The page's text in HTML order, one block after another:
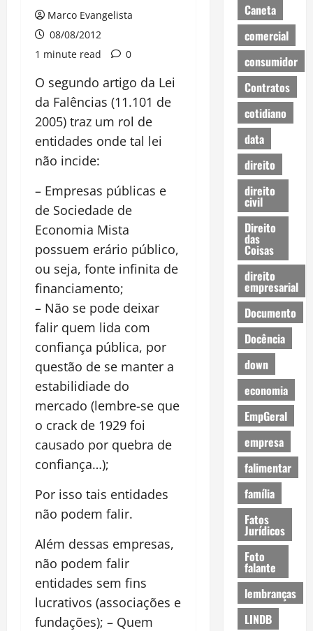
Marco Evangelista
08/08/2012
1 minute read
0
O segundo artigo da Lei
da Falências (11.101 de
2005) traz um rol de
entidades onde tal lei
não incide:
– Empresas públicas e
de Sociedade de
Economia Mista
possuem erário público,
ou seja, fonte infinita de
financiamento;
– Não se pode deixar
falir quem lida com
confiança pública, por
questão de se manter a
estabilidiade do
mercado (lembre-se que
o crack de 1929 foi
causado por quebra de
confiança…);
Por isso tais entidades
não podem falir.
Além dessas empresas,
não podem falir
entidades sem fins
lucrativos (associações e
fundações); – Quem
Caneta
comercial
consumidor
Contratos
cotidiano
data
direito
direito
civil
Direito
das
Coisas
direito
empresarial
Documento
Docência
down
economia
EmpGeral
empresa
falimentar
família
Fatos
Jurídicos
Foto
falante
lembranças
LINDB